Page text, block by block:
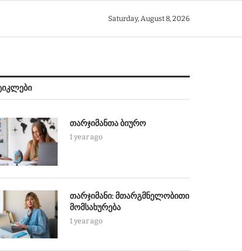
Saturday, August 8, 2026
თარჯიმანთა ბიურო
1 year ago
თარჯიმანი: მთარგმნელობითი
მომსახურება
1 year ago